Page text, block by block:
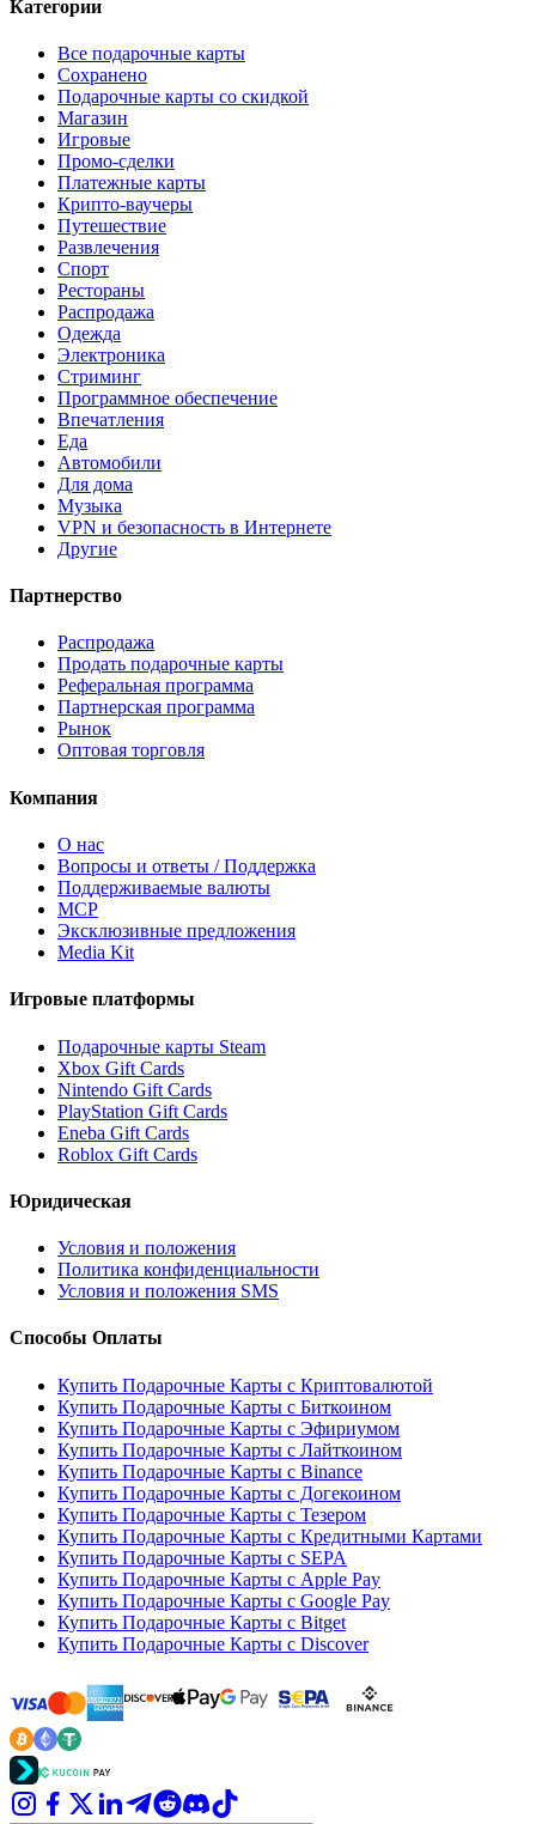
Категории
Все подарочные карты
Сохранено
Подарочные карты со скидкой
Магазин
Игровые
Промо-сделки
Платежные карты
Крипто-ваучеры
Путешествие
Развлечения
Спорт
Рестораны
Распродажа
Одежда
Электроника
Стриминг
Программное обеспечение
Впечатления
Еда
Автомобили
Для дома
Музыка
VPN и безопасность в Интернете
Другие
Партнерство
Распродажа
Продать подарочные карты
Реферальная программа
Партнерская программа
Рынок
Оптовая торговля
Компания
О нас
Вопросы и ответы / Поддержка
Поддерживаемые валюты
MCP
Эксклюзивные предложения
Media Kit
Игровые платформы
Подарочные карты Steam
Xbox Gift Cards
Nintendo Gift Cards
PlayStation Gift Cards
Eneba Gift Cards
Roblox Gift Cards
Юридическая
Условия и положения
Политика конфиденциальности
Условия и положения SMS
Способы Оплаты
Купить Подарочные Карты с Криптовалютой
Купить Подарочные Карты с Биткоином
Купить Подарочные Карты с Эфириумом
Купить Подарочные Карты с Лайткоином
Купить Подарочные Карты с Binance
Купить Подарочные Карты с Догекоином
Купить Подарочные Карты с Тезером
Купить Подарочные Карты с Кредитными Картами
Купить Подарочные Карты с SEPA
Купить Подарочные Карты с Apple Pay
Купить Подарочные Карты с Google Pay
Купить Подарочные Карты с Bitget
Купить Подарочные Карты с Discover